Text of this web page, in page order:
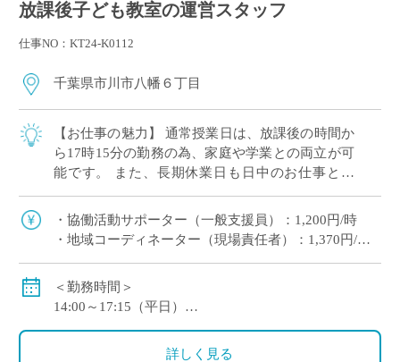
放課後子ども教室の運営スタッフ
仕事NO：KT24-K0112
千葉県市川市八幡６丁目
【お仕事の魅力】 通常授業日は、放課後の時間か
ら17時15分の勤務の為、家庭や学業との両立が可
能です。 また、長期休業日も日中のお仕事とな
す。 皆さん、初めて勤務される方が多いの […]
・協働活動サポーター（一般支援員）：1,200円/時
・地域コーディネーター（現場責任者）：1,370円/時
例：50,400円/月 （1日3時間30分 週3日勤務）
＜勤務時間＞
14:00～17:15（平日）
※平日は学校の時程によって開室時間に変動がある場
詳しく見る